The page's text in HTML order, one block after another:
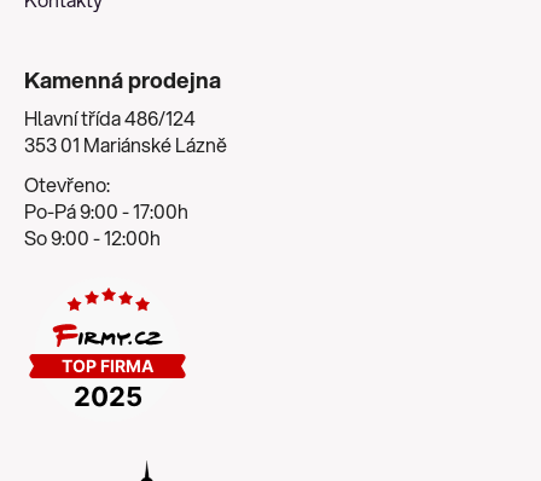
Kamenná prodejna
Hlavní třída 486/124
353 01 Mariánské Lázně
Otevřeno:
Po-Pá 9:00 - 17:00h
So 9:00 - 12:00h